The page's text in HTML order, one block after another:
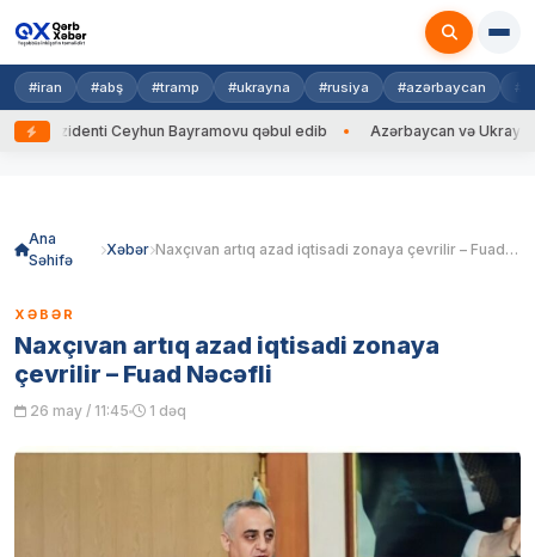
#iran #abş #tramp #ukrayna #rusiya #azərbaycan
Ceyhun Bayramovu qəbul edib Azərbaycan və Ukrayna XİN
Ana
Səhifə
Xəbər Naxçıvan artıq azad iqtisadi zonaya çevrilir – Fuad Nəcəfli
XƏBƏR
Naxçıvan artıq azad iqtisadi zonaya
çevrilir – Fuad Nəcəfli
26 may / 11:45 1 dəq